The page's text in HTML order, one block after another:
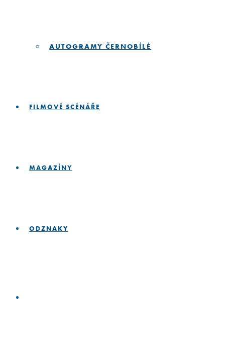
AUTOGRAMY ČERNOBÍLÉ
FILMOVÉ SCÉNÁŘE
MAGAZÍNY
ODZNAKY